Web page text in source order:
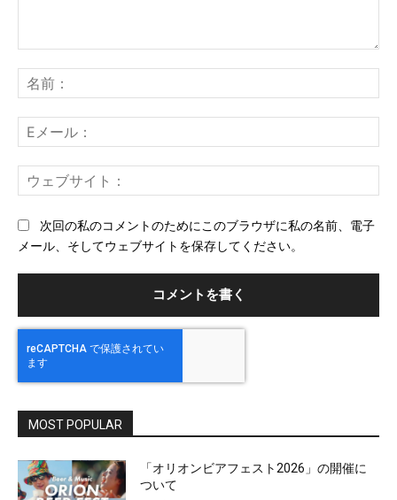
ン
ト：
前
メ
ー
ェ
次回の私のコメントのためにこのブラウザに私の名前、電子
メール、そしてウェブサイトを保存してください。
MOST POPULAR
「オリオンビアフェスト2026」の開催に
ついて